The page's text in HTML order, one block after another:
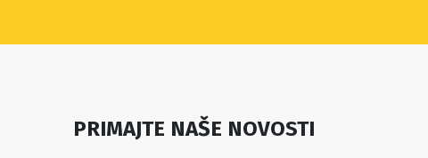
PRIMAJTE NAŠE NOVOSTI